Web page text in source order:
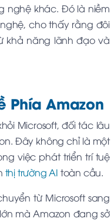
nghệ khác. Đó là niềm
cho thấy rằng đôi
khả năng lãnh đạo và
Phía Amazon
Microsoft, đối tác lâu
Đây không chỉ là một
việc phát triển trí tuệ
thị trường AI toàn cầu.
từ Microsoft sang
mà Amazon đang sở